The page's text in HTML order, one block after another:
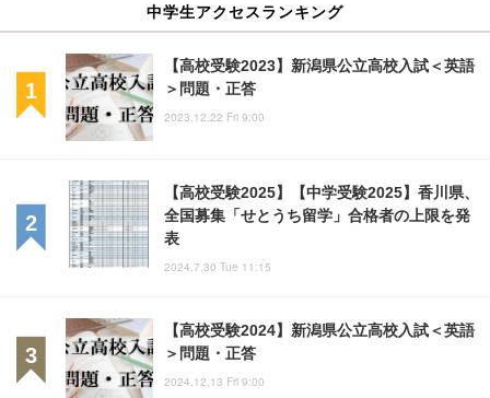
中学生アクセスランキング
【高校受験2023】新潟県公立高校入試＜英語
＞問題・正答
2023.12.22 Fri 9:00
【高校受験2025】【中学受験2025】香川県、
全国募集「せとうち留学」合格者の上限を発
表
2024.7.30 Tue 11:15
【高校受験2024】新潟県公立高校入試＜英語
＞問題・正答
2024.12.13 Fri 9:00